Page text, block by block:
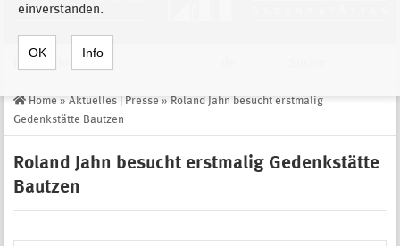
einverstanden.
OK Info
Home » Aktuelles | Presse » Roland Jahn besucht erstmalig
Gedenkstätte Bautzen
Roland Jahn besucht erstmalig Gedenkstätte
Bautzen